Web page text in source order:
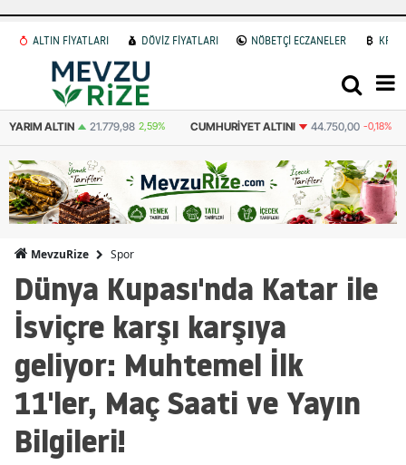
ALTIN FİYATLARI DÖVİZ FİYATLARI NÖBETÇİ ECZANELER
YARIM ALTIN 21.779,98 2,59% CUMHURIYET ALTINI 44.750,00 -0,18%
MevzuRize Spor
Dünya Kupası'nda Katar ile
İsviçre karşı karşıya
geliyor: Muhtemel İlk
11'ler, Maç Saati ve Yayın
Bilgileri!